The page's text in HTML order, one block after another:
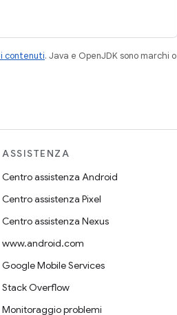
contenuti. Java e OpenJDK sono marchi o
ASSISTENZA
Centro assistenza Android
Centro assistenza Pixel
Centro assistenza Nexus
www.android.com
Google Mobile Services
Stack Overflow
Monitoraggio problemi